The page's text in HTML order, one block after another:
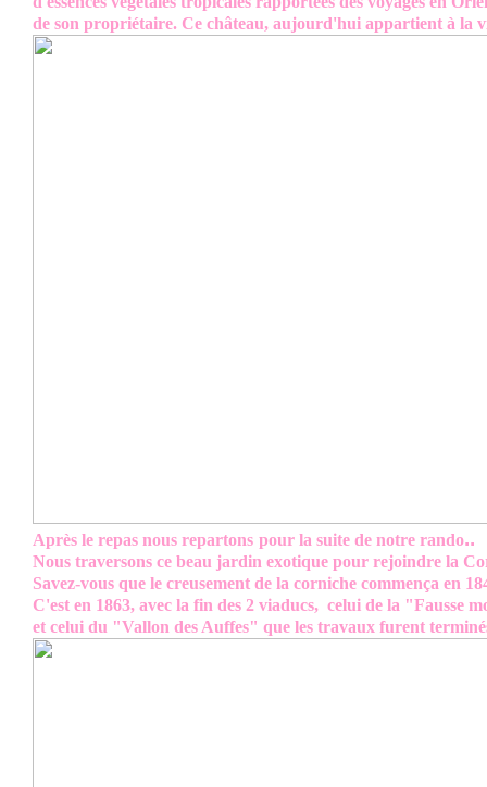
de son propriétaire. Ce château, aujourd'hui appartient à la
Après le repas nous repartons pour la suite de notre rando..
Nous traversons ce beau jardin exotique pour rejoindre la
Savez-vous que le creusement de la corniche commença en
C'est en 1863, avec la fin des 2 viaducs, celui de la "Fausse
et celui du "Vallon des Auffes" que les travaux furent